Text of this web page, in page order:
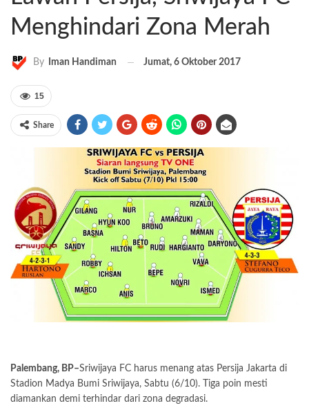
Menghindari Zona Merah
By Iman Handiman Jumat, 6 Oktober 2017
15
Share
Palembang, BP–Sriwijaya FC harus menang atas Persija Jakarta di
Stadion Madya Bumi Sriwijaya, Sabtu (6/10). Tiga poin mesti
diamankan demi terhindar dari zona degradasi.